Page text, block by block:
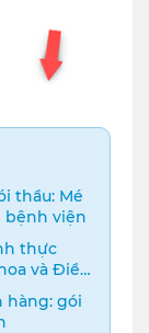
thầu: Mé
bệnh viện
thực
và Điều
hàng: gói